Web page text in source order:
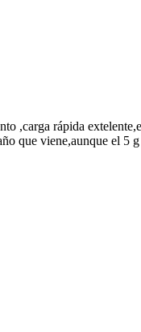
,carga rápida
que viene,aunque el 5